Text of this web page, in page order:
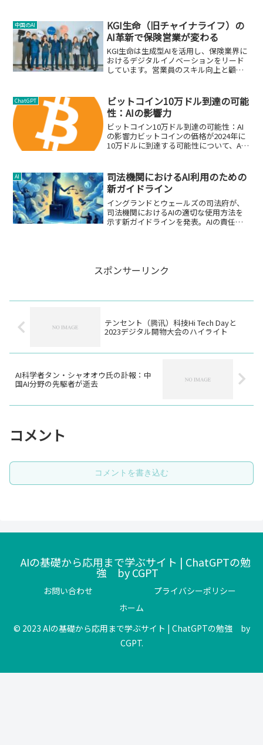
ル（LLM）を超える、革新的な...
中国のAI
KGI生命（旧チャイナライフ）の
AI革新で保険営業が変わる
KGI生命は生成型AIを活用し、保険業界に
おけるデジタルイノベーションをリード
しています。営業員のスキル向上と顧客
ChatGPT
ビットコイン10万ドル到達の可能
性：AIの影響力
ビットコイン10万ドル到達の可能性：AI
の影響力ビットコインの価格が2024年に
10万ドルに到達する可能性について、AI
れにAIがどのように影響を与えるかに焦
点を当てま...
AI
司法機関におけるAI利用のための
新ガイドライン
イングランドとウェールズの司法府が、
司法機関におけるAIの適切な使用方法を
示す新ガイドラインを発表。AIの責任あ
スポンサーリンク
テンセント（腾讯）科技Hi Tech Dayと
2023デジタル開物大会のハイライト
AI科学者タン・シャオオウ氏の訃報：中
国AI分野の先駆者が逝去
コメント
コメントを書き込む
AIの基礎から応用まで学ぶサイト | ChatGPTの勉
強 by CGPT
お問い合わせ
プライバシーポリシー
ホーム
© 2023 AIの基礎から応用まで学ぶサイト | ChatGPTの勉強 by
CGPT.